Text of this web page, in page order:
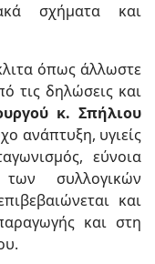
σχήματα και
όπως άλλωστε
τις δηλώσεις και
κ. Σπήλιου
ανάπτυξη, υγιείς
εύνοια
συλλογικών
και
και στη